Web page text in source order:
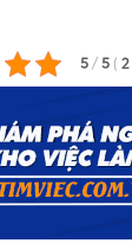
5 / 5 ( 2